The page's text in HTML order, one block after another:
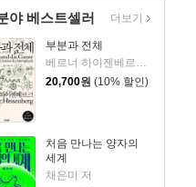
야 베스트셀러
부분과 전체
베르너 하이젠베르크 저/유영미 역/김재영 감수
20,700원 (10% 할인)
처음 만나는 양자의
세계
채은미 저
더보기